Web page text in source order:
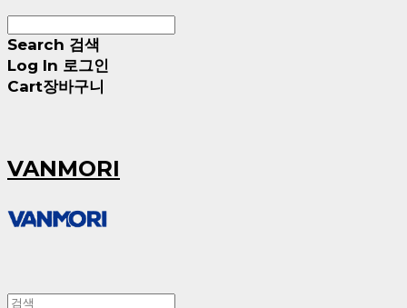
Search 검색
Log In 로그인
Cart장바구니
VANMORI